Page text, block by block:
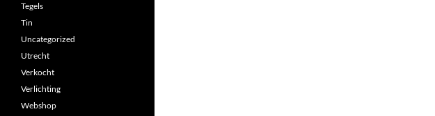
Tegels
Tin
Uncategorized
Utrecht
Verkocht
Verlichting
Webshop